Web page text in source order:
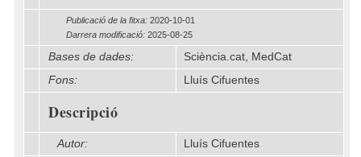
Publicació de la fitxa: 2020-10-01
Darrera modificació: 2025-08-25
Bases de dades:
Sciència.cat, MedCat
Fons:
Lluís Cifuentes
Descripció
Autor:
Lluís Cifuentes